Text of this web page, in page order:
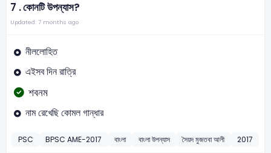
7 .কোনটি উপন্যাস?
Updated: 7 months ago
নীললোহিত
এইসব দিন রাত্রি
শবনম
নাম রেখেছি কোমল গান্ধার
PSC BPSC AME-2017 বাংলা বাংলা উপন্যাস সৈয়দ মুজতবা আলী 2017